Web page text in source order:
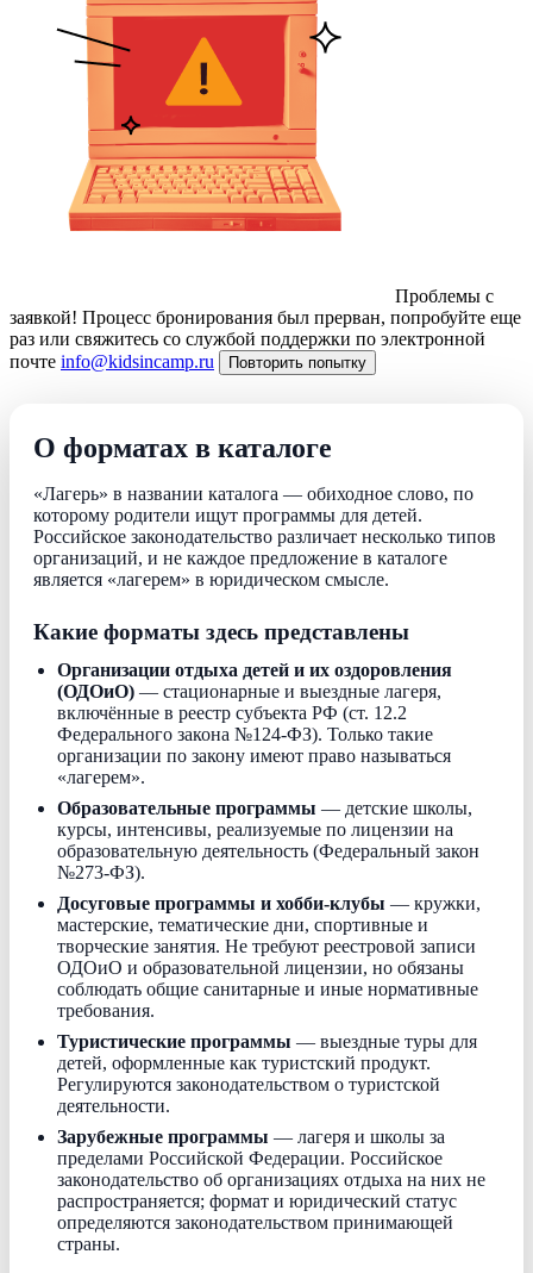
Проблемы с
заявкой! Процесс бронирования был прерван, попробуйте еще
раз или свяжитесь со службой поддержки по электронной
почте info@kidsincamp.ru Повторить попытку
О форматах в каталоге
«Лагерь» в названии каталога — обиходное слово, по
которому родители ищут программы для детей.
Российское законодательство различает несколько типов
организаций, и не каждое предложение в каталоге
является «лагерем» в юридическом смысле.
Какие форматы здесь представлены
Организации отдыха детей и их оздоровления
(ОДОиО) — стационарные и выездные лагеря,
включённые в реестр субъекта РФ (ст. 12.2
Федерального закона №124-ФЗ). Только такие
организации по закону имеют право называться
«лагерем».
Образовательные программы — детские школы,
курсы, интенсивы, реализуемые по лицензии на
образовательную деятельность (Федеральный закон
№273-ФЗ).
Досуговые программы и хобби-клубы — кружки,
мастерские, тематические дни, спортивные и
творческие занятия. Не требуют реестровой записи
ОДОиО и образовательной лицензии, но обязаны
соблюдать общие санитарные и иные нормативные
требования.
Туристические программы — выездные туры для
детей, оформленные как туристский продукт.
Регулируются законодательством о туристской
деятельности.
Зарубежные программы — лагеря и школы за
пределами Российской Федерации. Российское
законодательство об организациях отдыха на них не
распространяется; формат и юридический статус
определяются законодательством принимающей
страны.